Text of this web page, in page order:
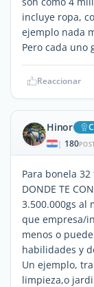
incluye ropa,
ejemplo nada
Pero cada uno
Reaccionar
Hinor
| 180
Para bonela
DONDE TE
3.500.000gs al
que empresa/
menos o
habilidades y
Un ejemplo,
limpieza,o